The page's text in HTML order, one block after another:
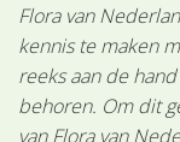
Flora van
kennis te maken
reeks aan de
behoren. Om dit
van Flora van